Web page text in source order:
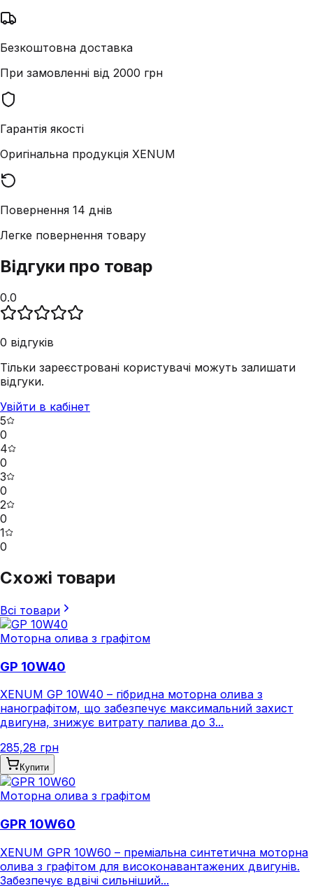
Безкоштовна доставка
При замовленні від 2000 грн
Гарантія якості
Оригінальна продукція XENUM
Повернення 14 днів
Легке повернення товару
Відгуки про товар
0.0
0 відгуків
Тільки зареєстровані користувачі можуть залишати
відгуки.
Увійти в кабінет
5
0
4
0
3
0
2
0
1
0
Схожі товари
Всі товари
Моторна олива з графітом
GP 10W40
XENUM GP 10W40 – гібридна моторна олива з
нанографітом, що забезпечує максимальний захист
двигуна, знижує витрату палива до 3...
285,28 грн
Купити
Моторна олива з графітом
GPR 10W60
XENUM GPR 10W60 – преміальна синтетична моторна
олива з графітом для високонавантажених двигунів.
Забезпечує вдвічі сильніший...